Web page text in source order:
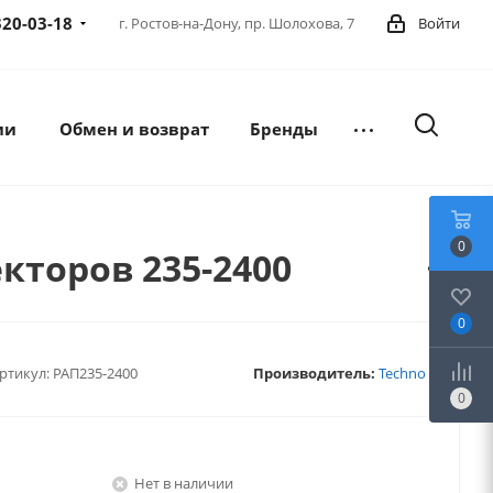
Войти
г. Ростов-на-Дону, пр. Шолохова, 7
03-18
Обмен и возврат Бренды
235-2400
РАП235-2400 Производитель: Techno
Нет в наличии
0
0
0